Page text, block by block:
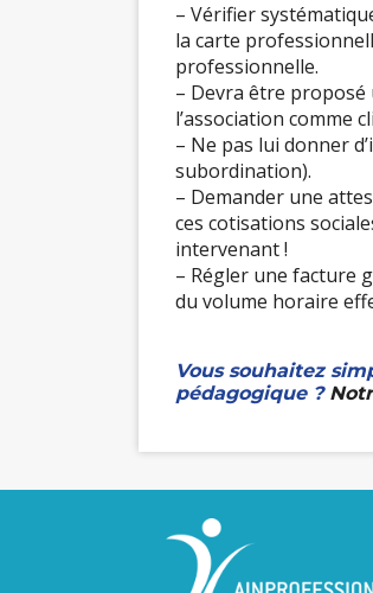
– Vérifier
la carte
professionnelle.
– Devra être
l’association comme
– Ne pas lui donner
subordination).
– Demander une
ces cotisations
intervenant !
– Régler une facture
du volume horaire
Vous souhaitez
pédagogique ?